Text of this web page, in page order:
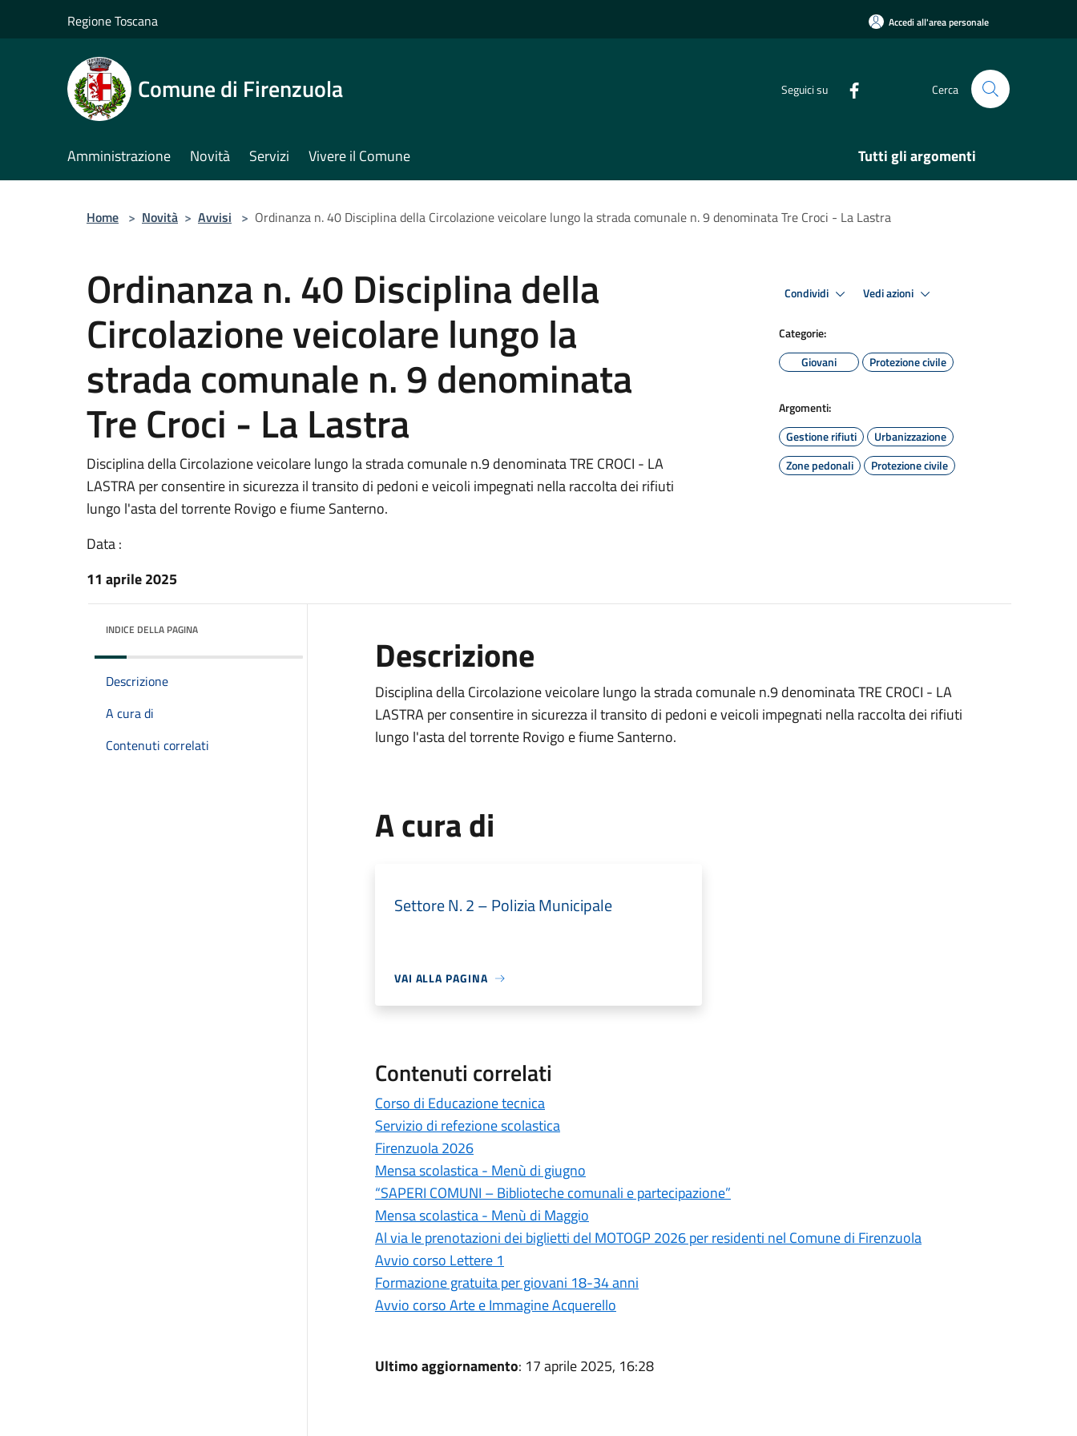
Regione Toscana Accedi all'area personale
Comune di Firenzuola Seguici su Cerca
Amministrazione Novità Servizi Vivere il Comune Tutti gli argomenti
Home > Novità > Avvisi > Ordinanza n. 40 Disciplina della Circolazione veicolare lungo la strada comunale n. 9 denominata Tre Croci - La Lastra
Ordinanza n. 40 Disciplina della
Circolazione veicolare lungo la
strada comunale n. 9 denominata
Tre Croci - La Lastra
Disciplina della Circolazione veicolare lungo la strada comunale n.9 denominata TRE CROCI - LA
LASTRA per consentire in sicurezza il transito di pedoni e veicoli impegnati nella raccolta dei rifiuti
lungo l'asta del torrente Rovigo e fiume Santerno.
Data :
11 aprile 2025
Condividi Vedi azioni
Categorie:
Giovani
Protezione civile
Argomenti:
Gestione rifiuti
Urbanizzazione
Zone pedonali
Protezione civile
INDICE DELLA PAGINA
Descrizione
A cura di
Contenuti correlati
Descrizione
Disciplina della Circolazione veicolare lungo la strada comunale n.9 denominata TRE CROCI - LA
LASTRA per consentire in sicurezza il transito di pedoni e veicoli impegnati nella raccolta dei rifiuti
lungo l'asta del torrente Rovigo e fiume Santerno.
A cura di
Settore N. 2 – Polizia Municipale
VAI ALLA PAGINA
Contenuti correlati
Corso di Educazione tecnica
Servizio di refezione scolastica
Firenzuola 2026
Mensa scolastica - Menù di giugno
“SAPERI COMUNI – Biblioteche comunali e partecipazione”
Mensa scolastica - Menù di Maggio
Al via le prenotazioni dei biglietti del MOTOGP 2026 per residenti nel Comune di Firenzuola
Avvio corso Lettere 1
Formazione gratuita per giovani 18-34 anni
Avvio corso Arte e Immagine Acquerello
Ultimo aggiornamento: 17 aprile 2025, 16:28